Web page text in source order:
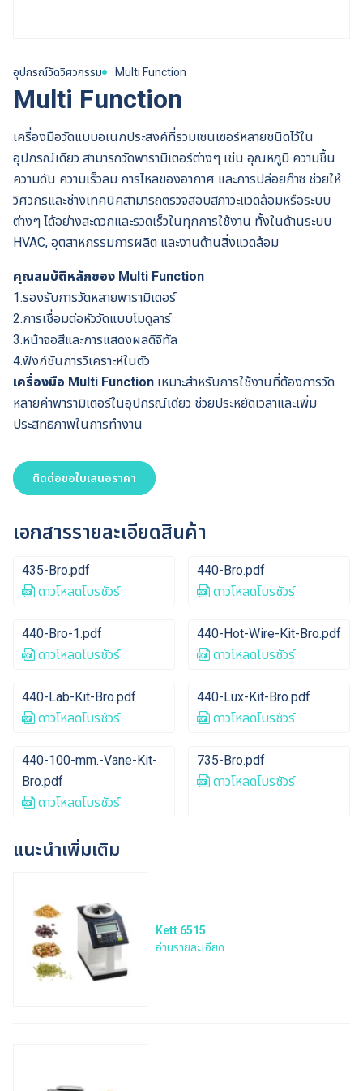
อุปกรณ์วัดวิศวกรรม Multi Function
Multi Function
เครื่องมือวัดแบบอเนกประสงค์ที่รวมเซนเซอร์หลายชนิดไว้ใน
อุปกรณ์เดียว สามารถวัดพารามิเตอร์ต่างๆ เช่น อุณหภูมิ ความชื้น
ความดัน ความเร็วลม การไหลของอากาศ และการปล่อยก๊าซ ช่วยให้
วิศวกรและช่างเทคนิคสามารถตรวจสอบสภาวะแวดล้อมหรือระบบ
ต่างๆ ได้อย่างสะดวกและรวดเร็วในทุกการใช้งาน ทั้งในด้านระบบ
HVAC, อุตสาหกรรมการผลิต และงานด้านสิ่งแวดล้อม
คุณสมบัติหลักของ Multi Function
1.รองรับการวัดหลายพารามิเตอร์
2.การเชื่อมต่อหัววัดแบบโมดูลาร์
3.หน้าจอสีและการแสดงผลดิจิทัล
4.ฟังก์ชันการวิเคราะห์ในตัว
เครื่องมือ Multi Function เหมาะสำหรับการใช้งานที่ต้องการวัด
หลายค่าพารามิเตอร์ในอุปกรณ์เดียว ช่วยประหยัดเวลาและเพิ่ม
ประสิทธิภาพในการทำงาน
ติดต่อขอใบเสนอราคา
เอกสารรายละเอียดสินค้า
435-Bro.pdf
ดาวโหลดโบรชัวร์
440-Bro.pdf
ดาวโหลดโบรชัวร์
440-Bro-1.pdf
ดาวโหลดโบรชัวร์
440-Hot-Wire-Kit-Bro.pdf
ดาวโหลดโบรชัวร์
440-Lab-Kit-Bro.pdf
ดาวโหลดโบรชัวร์
440-Lux-Kit-Bro.pdf
ดาวโหลดโบรชัวร์
440-100-mm.-Vane-Kit-
Bro.pdf
ดาวโหลดโบรชัวร์
735-Bro.pdf
ดาวโหลดโบรชัวร์
แนะนำเพิ่มเติม
Kett 6515
อ่านรายละเอียด